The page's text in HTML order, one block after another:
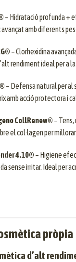
– Hidratació profunda +
avançat amb diferents
– Clorhexidina
rendiment ideal per a
– Defensa natural per al
amb acció protectora i
CollRenew® –
el col·lagen per
4.10® – Higiene
sense irritar. Ideal per
pròpia
d’alt